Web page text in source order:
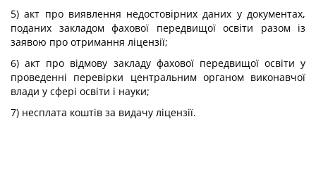
5) акт про виявлення недостовірних даних у документах,
поданих закладом фахової передвищої освіти разом із
заявою про отримання ліцензії;
6) акт про відмову закладу фахової передвищої освіти у
проведенні перевірки центральним органом виконавчої
влади у сфері освіти і науки;
7) несплата коштів за видачу ліцензії.